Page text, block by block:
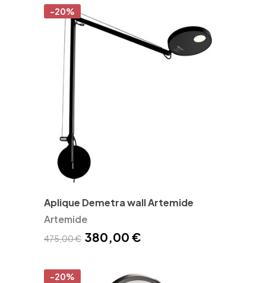
-20%
Aplique Demetra wall Artemide
Artemide
475,00 € 380,00 €
-20%